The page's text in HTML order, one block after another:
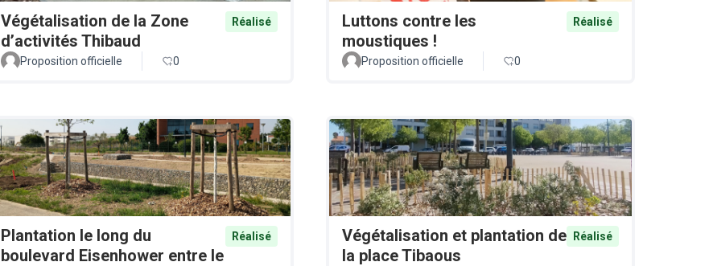
Végétalisation de la Zone
d’activités Thibaud
Réalisé
Proposition officielle 0
Luttons contre les
moustiques !
Réalisé
Proposition officielle 0
Plantation le long du
boulevard Eisenhower entre le
Réalisé
Végétalisation et plantation de
la place Tibaous
Réalisé